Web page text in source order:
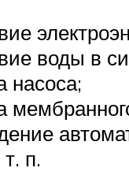
воды в
насоса;
п.